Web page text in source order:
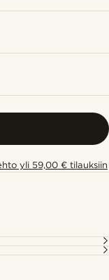
yli 59,00 € tilauksiin